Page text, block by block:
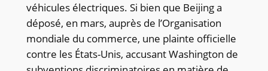
véhicules électriques. Si bien que Beijing a
déposé, en mars, auprès de l’Organisation
mondiale du commerce, une plainte officielle
contre les États-Unis, accusant Washington de